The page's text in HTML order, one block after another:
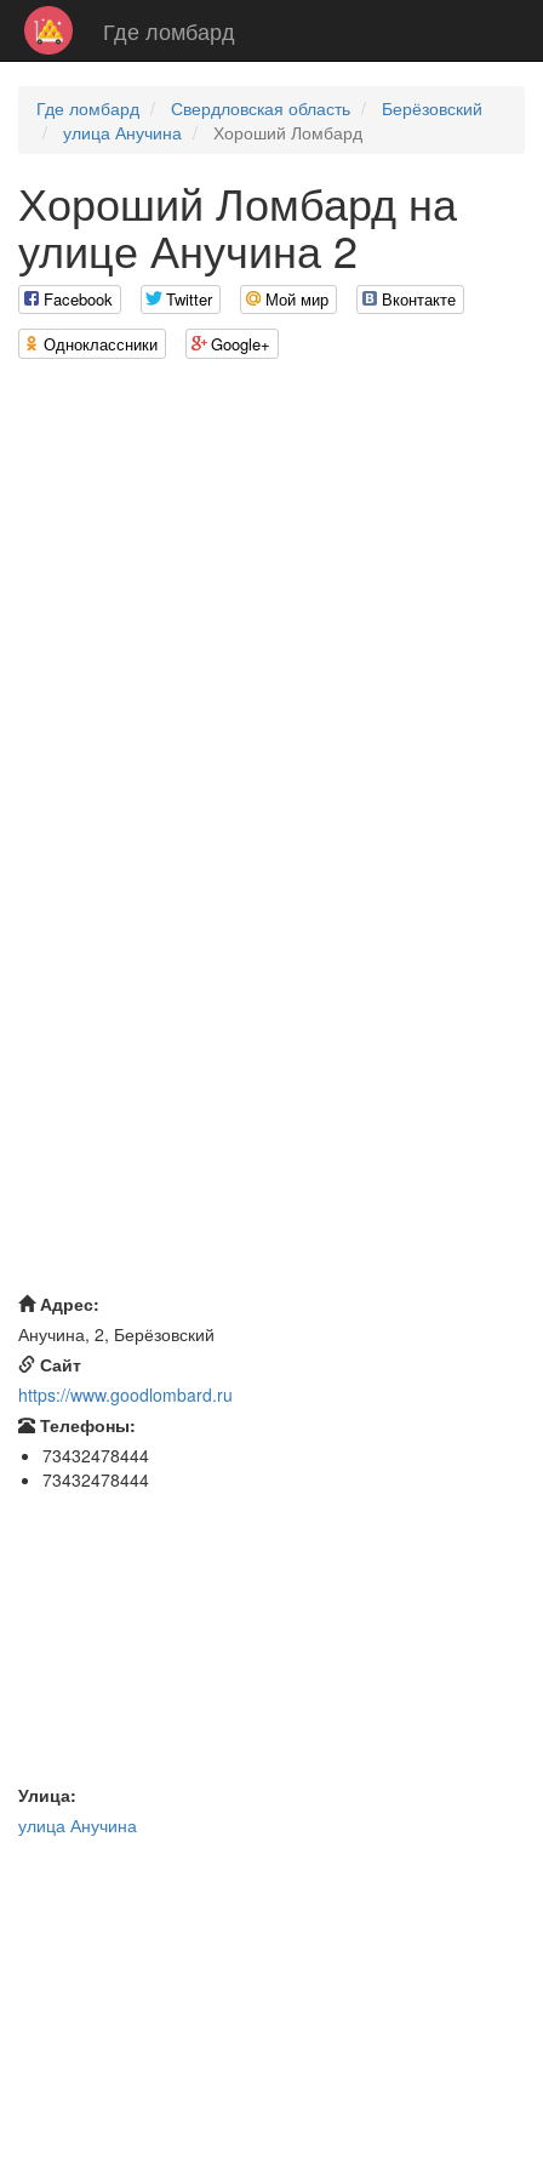
Где ломбард
Где ломбард Свердловская область
Берёзовский
улица Анучина
Хороший Ломбард
Хороший Ломбард на
улице Анучина 2
Facebook Twitter Мой мир
Вконтакте
Одноклассники
Google+
Адрес:
Анучина, 2, Берёзовский
Сайт
https://www.goodlombard.ru
Телефоны:
73432478444
73432478444
Улица:
улица Анучина